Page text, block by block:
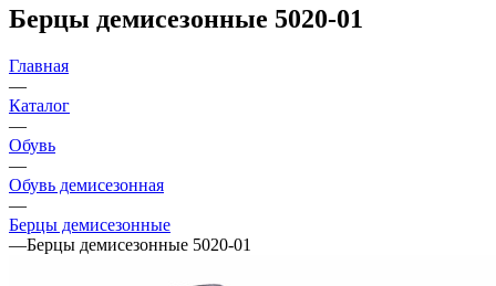
Берцы демисезонные 5020-01
Главная
—
Каталог
—
Обувь
—
Обувь демисезонная
—
Берцы демисезонные
—Берцы демисезонные 5020-01